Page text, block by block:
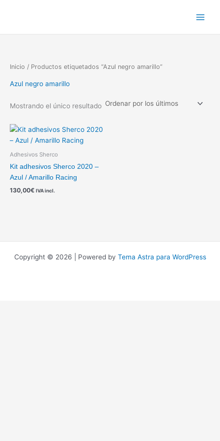
Inicio / Productos etiquetados “Azul negro amarillo”
Azul negro amarillo
Mostrando el único resultado
Adhesivos Sherco
Kit adhesivos Sherco 2020 –
Azul / Amarillo Racing
130,00€ IVA incl.
Copyright © 2026 | Powered by Tema Astra para WordPress